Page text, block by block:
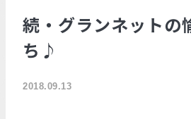
続・グランネットの
ち♪
2018.09.13